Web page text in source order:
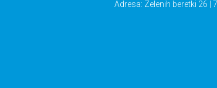
Adresa: Zelenih beretki 26 |